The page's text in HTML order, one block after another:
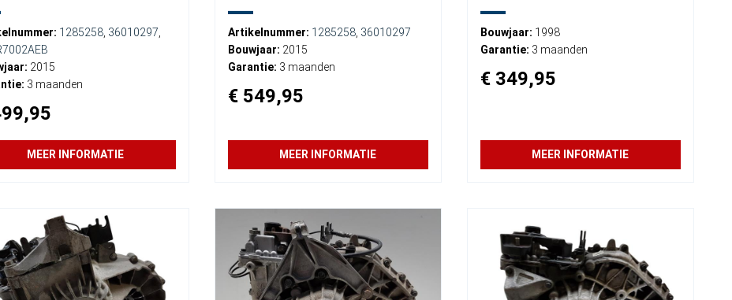
1285258, 36010297,
2015
3 maanden
MEER INFORMATIE
Artikelnummer: 1285258, 36010297
Bouwjaar: 2015
Garantie: 3 maanden
€ 549,95
MEER INFORMATIE
Bouwjaar: 1998
Garantie: 3 maanden
€ 349,95
MEER INFORMATIE